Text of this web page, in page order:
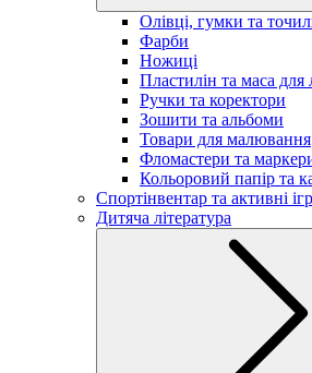
Олівці, гумки та
Фарби
Ножиці
Пластилін та маса для
Ручки та коректори
Зошити та альбоми
Товари для малювання
Фломастери та
Кольоровий папір та
Спортінвентар та активні
Дитяча література